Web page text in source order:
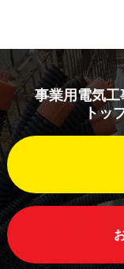
事業用電気
トッ